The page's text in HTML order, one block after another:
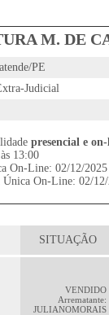
M. DE
PE
Judicial
presencial e
13:00
On-Line: 02/12/2025
Única On-Line: 02/
SITUAÇÃO
VENDIDO
Arrematante:
JULIANOMORAIS